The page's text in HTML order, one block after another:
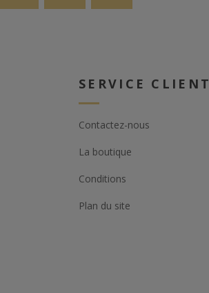
SERVICE CLIENT
Contactez-nous
La boutique
Conditions
Plan du site